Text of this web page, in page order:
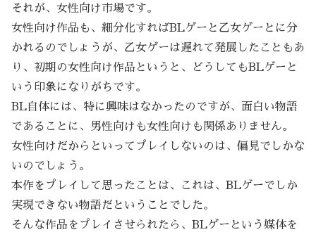
それが、女性向け市場です。
女性向け作品も、細分化すればBLゲーと乙女ゲーとに分
かれるのでしょうが、乙女ゲーは遅れて発展したこともあ
り、初期の女性向け作品というと、どうしてもBLゲーと
いう印象になりがちです。
BL自体には、特に興味はなかったのですが、面白い物語
であることに、男性向けも女性向けも関係ありません。
女性向けだからといってプレイしないのは、偏見でしかな
いのでしょう。
本作をプレイして思ったことは、これは、BLゲーでしか
実現できない物語だということでした。
そんな作品をプレイさせられたら、BLゲーという媒体を